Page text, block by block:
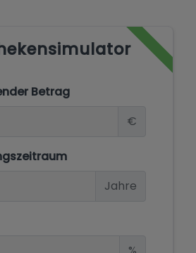
Betrag
€
Jahre